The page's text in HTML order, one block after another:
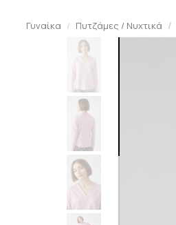
Γυναίκα Πυτζάμες / Νυχτικά